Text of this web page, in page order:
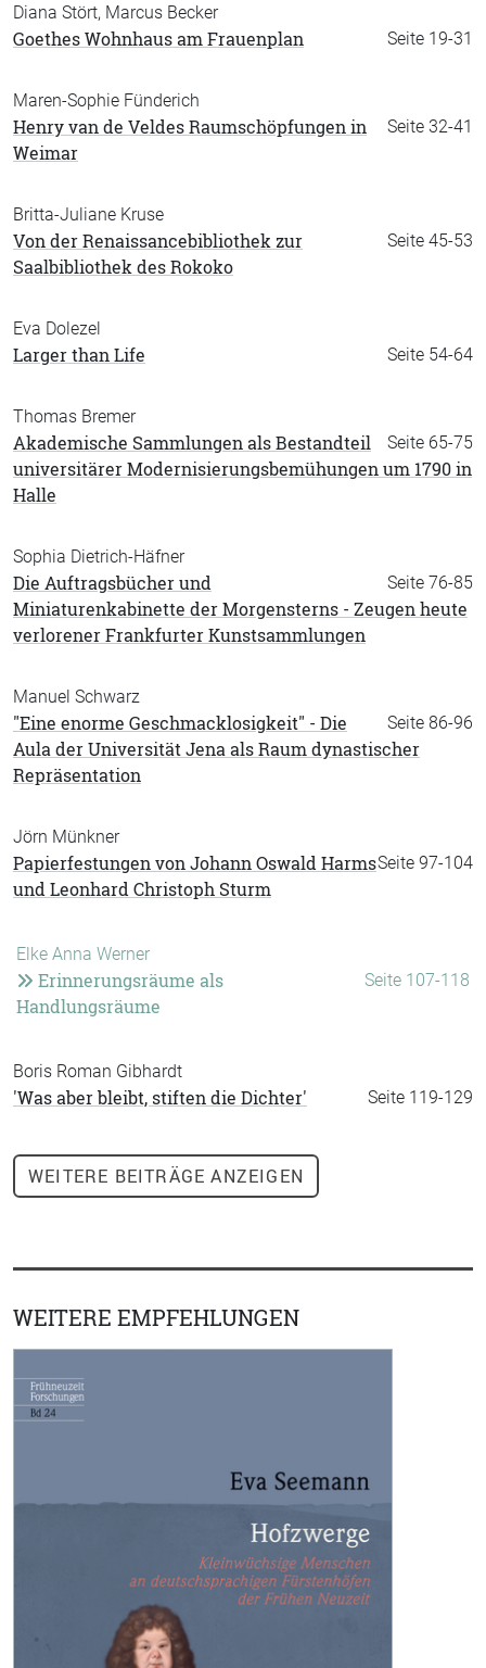
Diana Stört, Marcus Becker
Seite 19-31
Goethes Wohnhaus am Frauenplan
Maren-Sophie Fünderich
Seite 32-41
Henry van de Veldes Raumschöpfungen in
Weimar
Britta-Juliane Kruse
Seite 45-53
Von der Renaissancebibliothek zur
Saalbibliothek des Rokoko
Eva Dolezel
Seite 54-64
Larger than Life
Thomas Bremer
Seite 65-75
Akademische Sammlungen als Bestandteil
universitärer Modernisierungsbemühungen um 1790 in
Halle
Sophia Dietrich-Häfner
Seite 76-85
Die Auftragsbücher und
Miniaturenkabinette der Morgensterns - Zeugen heute
verlorener Frankfurter Kunstsammlungen
Manuel Schwarz
Seite 86-96
"Eine enorme Geschmacklosigkeit" - Die
Aula der Universität Jena als Raum dynastischer
Repräsentation
Jörn Münkner
Seite 97-104
Papierfestungen von Johann Oswald Harms
und Leonhard Christoph Sturm
Elke Anna Werner
Seite 107-118
Erinnerungsräume als
Handlungsräume
Boris Roman Gibhardt
Seite 119-129
'Was aber bleibt, stiften die Dichter'
WEITERE BEITRÄGE ANZEIGEN
WEITERE EMPFEHLUNGEN